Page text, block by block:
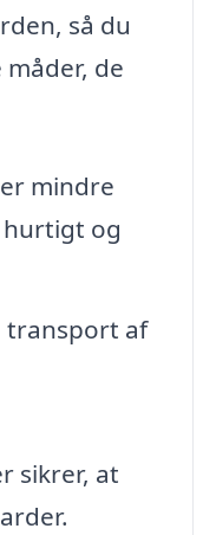
så du
de
mindre
og
transport af
sikrer, at